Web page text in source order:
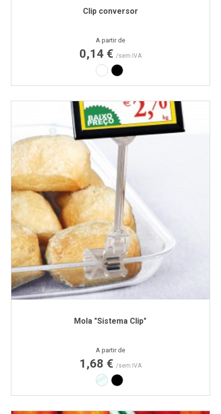
Clip conversor
Preço
A partir de
0,14 € /sem IVA
BrancoPreto
Mola "Sistema Clip"
Preço
A partir de
1,68 € /sem IVA
Transparente
Preto